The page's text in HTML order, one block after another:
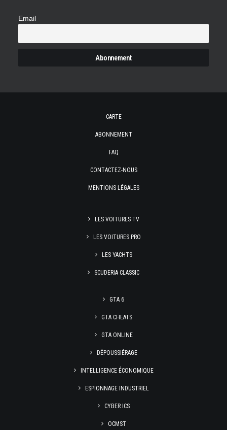
Email
CARTE
ABONNEMENT
FAQ
CONTACTEZ-NOUS
MENTIONS LÉGALES
LES VOITURES TV
LES VOITURES PRO
LES YACHTS
SCUDERIA CLASSIC
GTA 6
GTA CHEATS
GTA ONLINE
DÉPOUSSIÉRAGE
INTELLIGENCE ÉCONOMIQUE
ESPIONNAGE INDUSTRIEL
CYBER ICS
OCMST